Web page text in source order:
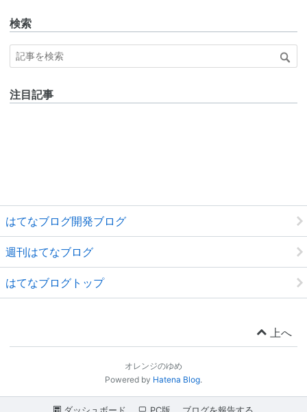
検索
注目記事
はてなブログ開発ブログ
週刊はてなブログ
はてなブログトップ
上へ
オレンジのゆめ
Powered by Hatena Blog.